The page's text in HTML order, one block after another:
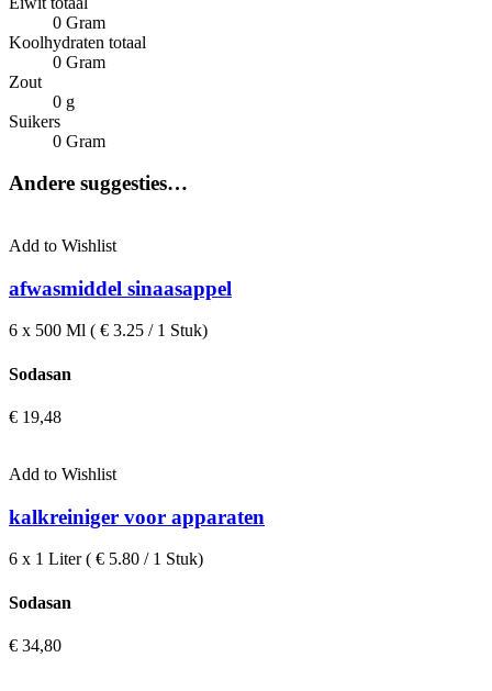
0 Gram
Koolhydraten totaal
0 Gram
Zout
0 g
Suikers
0 Gram
Andere suggesties…
Add to Wishlist
afwasmiddel sinaasappel
6 x 500 Ml ( € 3.25 / 1 Stuk)
Sodasan
€ 19,48
Add to Wishlist
kalkreiniger voor apparaten
6 x 1 Liter ( € 5.80 / 1 Stuk)
Sodasan
€ 34,80